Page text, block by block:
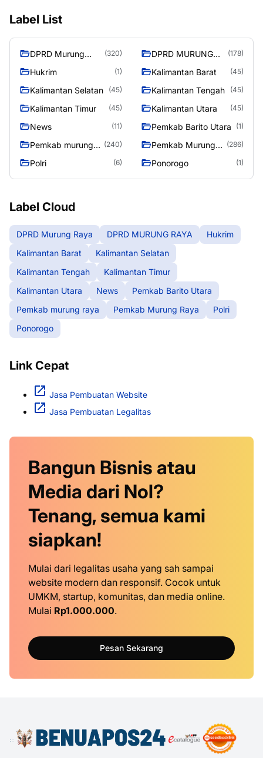
Label List
DPRD Murung
(320)
DPRD MURUNG
(178)
Hukrim (1) Kalimantan Barat (45)
Kalimantan Selatan (45) Kalimantan Tengah (45)
Kalimantan Timur (45) Kalimantan Utara (45)
News (11) Pemkab Barito Utara (1)
Pemkab murung
(240)
Pemkab Murung
(286)
Polri (6) Ponorogo (1)
Label Cloud
DPRD Murung Raya DPRD MURUNG RAYA
Hukrim
Kalimantan Barat
Kalimantan Selatan
Kalimantan Tengah
Kalimantan Timur
Kalimantan Utara
News
Pemkab Barito Utara
Pemkab murung raya
Pemkab Murung Raya
Polri
Ponorogo
Link Cepat
Jasa Pembuatan Website
Jasa Pembuatan Legalitas
Bangun Bisnis atau
Media dari Nol?
Tenang, semua kami
siapkan!
Mulai dari legalitas usaha yang sah sampai
website modern dan responsif. Cocok untuk
UMKM, startup, komunitas, dan media online.
Mulai Rp1.000.000.
Pesan Sekarang